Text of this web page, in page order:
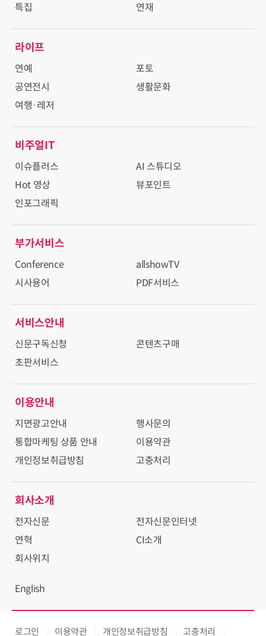
특집
연재
라이프
연예
포토
공연전시
생활문화
여행·레저
비주얼IT
이슈플러스
AI 스튜디오
Hot 영상
뷰포인트
인포그래픽
부가서비스
Conference
allshowTV
시사용어
PDF서비스
서비스안내
신문구독신청
콘텐츠구매
초판서비스
이용안내
지면광고안내
행사문의
통합마케팅 상품 안내
이용약관
개인정보취급방침
고충처리
회사소개
전자신문
전자신문인터넷
연혁
CI소개
회사위치
English
로그인 이용약관 개인정보취급방침 고충처리